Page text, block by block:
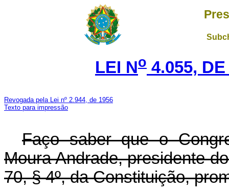
LEI No 4.055,
Revogada pela Lei nº 2.944, de 1956
Texto para impressão
Faço saber que o
Moura Andrade, presidente
70, § 4º, da Constituição,